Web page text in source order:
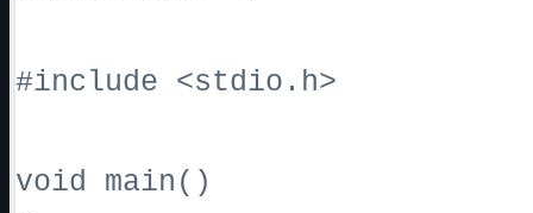
#include <stdio.h>
void main()